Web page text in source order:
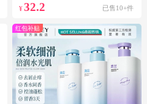
¥32.2 已售10+件
红包补贴